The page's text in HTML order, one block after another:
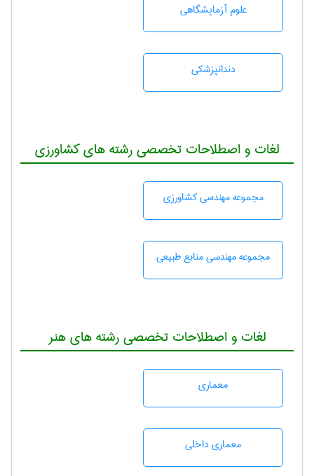
علوم آزمايشگاهی
دندانپزشكی
لغات و اصطلاحات تخصصی رشته های کشاورزی
مجموعه مهندسی كشاورزی
مجموعه مهندسی منابع طبيعی
لغات و اصطلاحات تخصصی رشته های هنر
معماری
معماری داخلی